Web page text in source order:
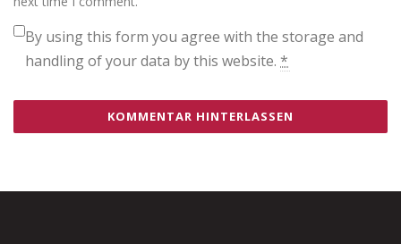
By using this form you agree with the storage and
handling of your data by this website. *